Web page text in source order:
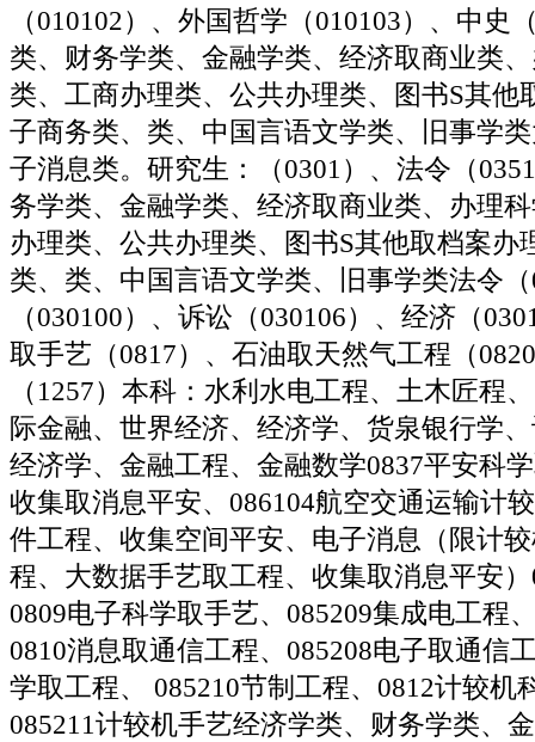
（010102）、外国哲学（010103）、中史
类、财务学类、金融学类、经济取商业类
类、工商办理类、公共办理类、图书S其他
子商务类、类、中国言语文学类、旧事学
子消息类。研究生：（0301）、法令（
务学类、金融学类、经济取商业类、办理
办理类、公共办理类、图书S其他取档案办
类、类、中国言语文学类、旧事学类法令
（030100）、诉讼（030106）、经济（
取手艺（0817）、石油取天然气工程（
（1257）本科：水利水电工程、土木匠程
际金融、世界经济、经济学、货泉银行学
经济学、金融工程、金融数学0837平安科
收集取消息平安、086104航空交通运输计
件工程、收集空间平安、电子消息（限计
程、大数据手艺取工程、收集取消息平安
0809电子科学取手艺、085209集成电工程
0810消息取通信工程、085208电子取通信
学取工程、 085210节制工程、0812计较机
085211计较机手艺经济学类、财务学类、